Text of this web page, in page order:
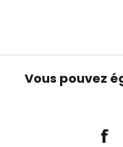
Vous pouvez